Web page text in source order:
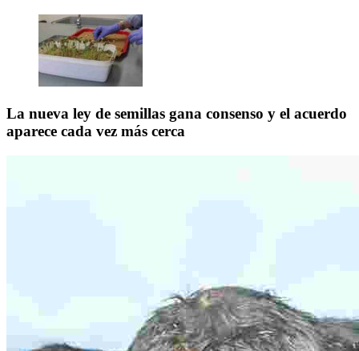
La nueva ley de semillas gana consenso y el acuerdo
aparece cada vez más cerca